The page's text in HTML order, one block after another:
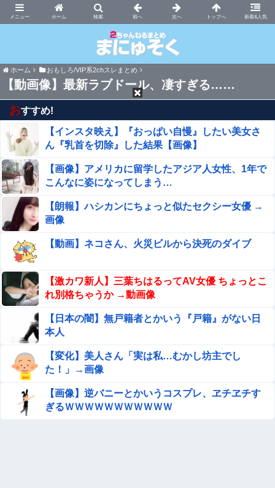
ホーム 新着&人気
まにゅそく 2chまとめニュース速報VIP
ホーム おもしろ/VIP系2chスレまとめ
【動画像】最新ラブドール、凄すぎる……
おすすめ!
【インスタ映え】『おっぱい自慢』したい美女さ
ん『乳首を切除』した結果【画像】
【画像】アメリカに留学したアジア人女性、1年で
こんなに姿になってしまう…
【朗報】ハシカンにちょっと似たセクシー女優 →
画像
【動画】ネコさん、火災ビルから決死のダイブ
【激カワ新人】三葉ちはるってAV女優 ちょっとこ
れ別格ちゃうか →動画像
【日本の闇】無戸籍者とかいう『戸籍』がない日
本人
【変化】美人さん「実は私…むかし坊主でし
た！」→画像
【画像】逆バニーとかいうコスプレ、ヱチヱチす
ぎるＷＷＷＷＷＷＷＷＷＷＷ